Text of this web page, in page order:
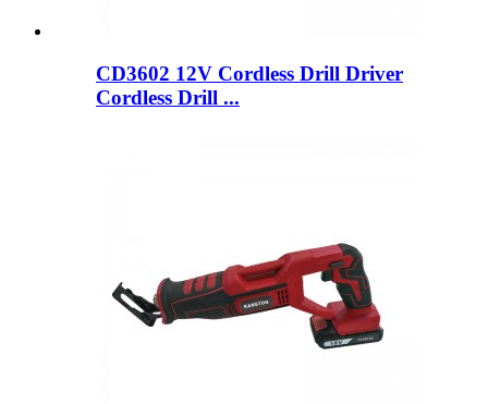
CD3602 12V Cordless Drill Driver
Cordless Drill ...